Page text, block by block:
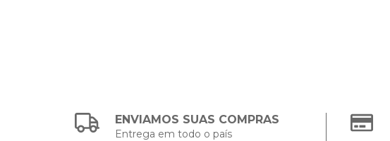
ENVIAMOS SUAS COMPRAS
Entrega em todo o país